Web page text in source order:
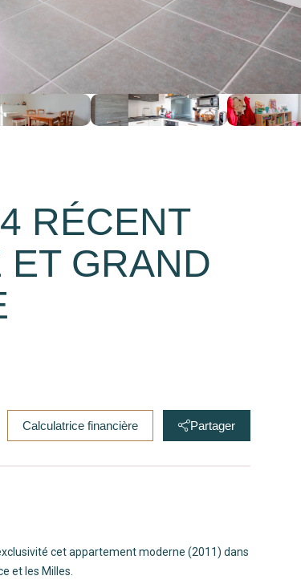
RÉCENT
ET GRAND
Calculatrice financière Partager
cet appartement moderne (2011) dans
et les Milles.